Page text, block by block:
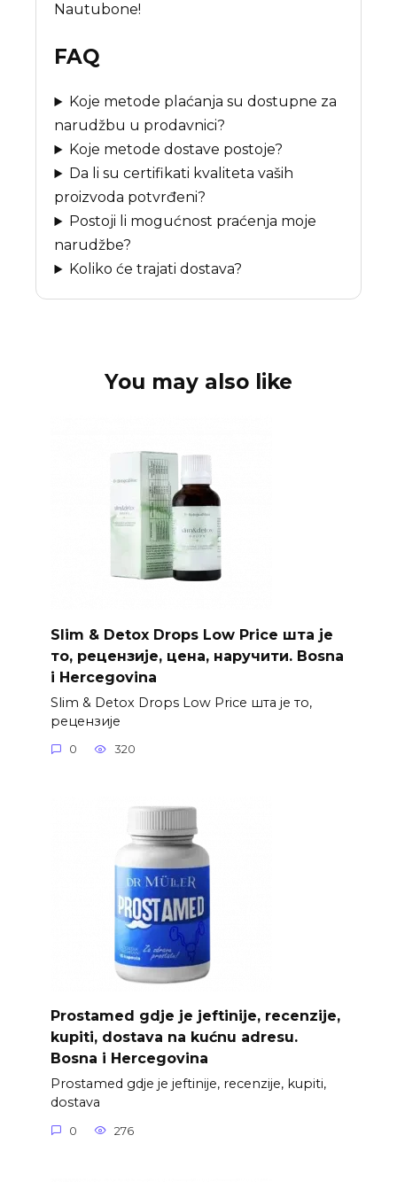
Nautubone!
FAQ
Koje metode plaćanja su dostupne za
narudžbu u prodavnici?
Koje metode dostave postoje?
Da li su certifikati kvaliteta vaših
proizvoda potvrđeni?
Postoji li mogućnost praćenja moje
narudžbe?
Koliko će trajati dostava?
You may also like
Slim & Detox Drops Low Price шта је
то, рецензије, цена, наручити. Bosna
i Hercegovina
Slim & Detox Drops Low Price шта је то,
рецензије
0 320
Prostamed gdje je jeftinije, recenzije,
kupiti, dostava na kućnu adresu.
Bosna i Hercegovina
Prostamed gdje je jeftinije, recenzije, kupiti,
dostava
0 276